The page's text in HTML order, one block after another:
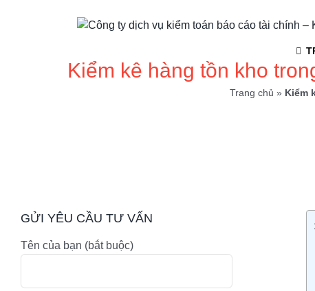
Kiểm kê hàng tồn kho
Trang chủ » Kiểm
GỬI YÊU CẦU TƯ VẤN
Tên của bạn (bắt buộc)